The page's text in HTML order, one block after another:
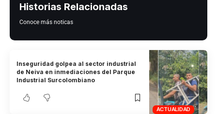
Historias Relacionadas
Conoce más noticas
ACTUALIDAD
Inseguridad golpea al sector industrial
de Neiva en inmediaciones del Parque
Industrial Surcolombiano